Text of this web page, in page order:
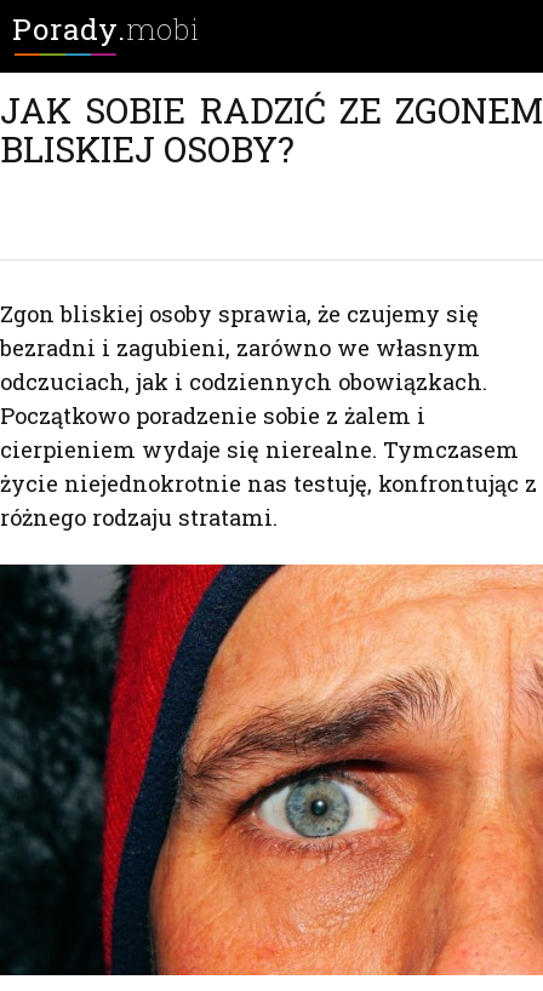
Porady.mobi
JAK SOBIE RADZIĆ ZE ZGONEM
BLISKIEJ OSOBY?
Zgon bliskiej osoby sprawia, że czujemy się
bezradni i zagubieni, zarówno we własnym
odczuciach, jak i codziennych obowiązkach.
Początkowo poradzenie sobie z żalem i
cierpieniem wydaje się nierealne. Tymczasem
życie niejednokrotnie nas testuję, konfrontując z
różnego rodzaju stratami.